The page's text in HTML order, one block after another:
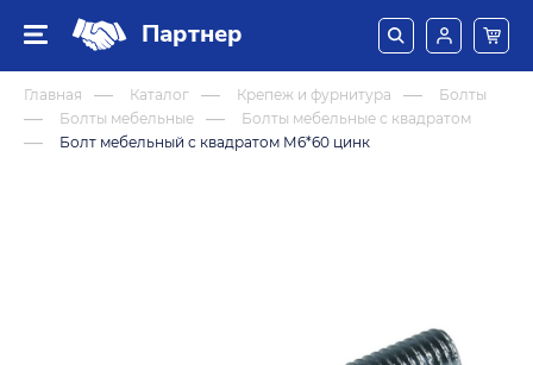
Партнер
Главная Каталог Крепеж и фурнитура
Болты
Болты мебельные
Болты мебельные с квадратом
Болт мебельный с квадратом М6*60 цинк